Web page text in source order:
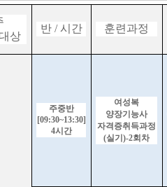
상
반 /시간 훈련과정
주중반
[09:30~13:30]
4시간
여성복
양장기능사
자격증취득과정
(실기 )-2회차